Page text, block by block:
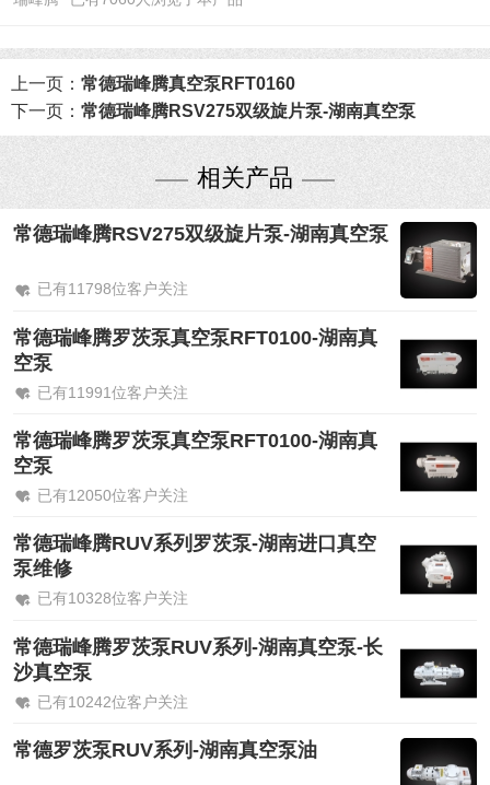
上一页： 常德瑞峰腾真空泵RFT0160
下一页： 常德瑞峰腾RSV275双级旋片泵-湖南真空泵
相关产品
常德瑞峰腾RSV275双级旋片泵-湖南真空泵
已有11798位客户关注
常德瑞峰腾罗茨泵真空泵RFT0100-湖南真
空泵
已有11991位客户关注
常德瑞峰腾罗茨泵真空泵RFT0100-湖南真
空泵
已有12050位客户关注
常德瑞峰腾RUV系列罗茨泵-湖南进口真空
泵维修
已有10328位客户关注
常德瑞峰腾罗茨泵RUV系列-湖南真空泵-长
沙真空泵
已有10242位客户关注
常德罗茨泵RUV系列-湖南真空泵油